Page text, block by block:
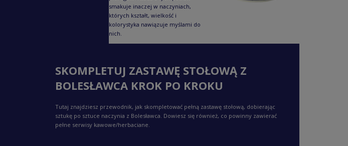
smakuje inaczej w naczyniach,
których kształt, wielkość i
kolorystyka nawiązuje myślami do
nich.
SKOMPLETUJ ZASTAWĘ STOŁOWĄ Z
BOLESŁAWCA KROK PO KROKU
Tutaj znajdziesz przewodnik, jak skompletować pełną zastawę stołową, dobierając
sztukę po sztuce naczynia z Bolesławca. Dowiesz się również, co powinny zawierać
pełne serwisy kawowe/herbaciane.